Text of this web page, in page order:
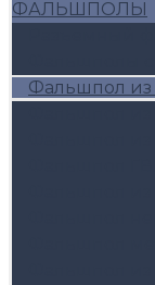
ФАЛЬШПОЛЫ
Фальшпол